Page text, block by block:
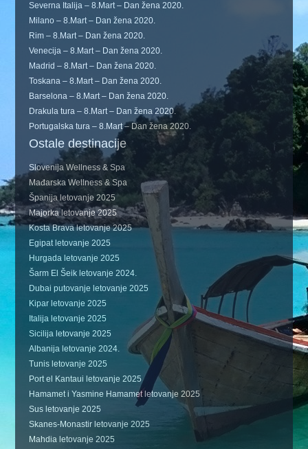
Severna Italija – 8.Mart – Dan žena 2020.
Milano – 8.Mart – Dan žena 2020.
Rim – 8.Mart – Dan žena 2020.
Venecija – 8.Mart – Dan žena 2020.
Madrid – 8.Mart – Dan žena 2020.
Toskana – 8.Mart – Dan žena 2020.
Barselona – 8.Mart – Dan žena 2020.
Drakula tura – 8.Mart – Dan žena 2020.
Portugalska tura – 8.Mart – Dan žena 2020.
Ostale destinacije
Slovenija Wellness & Spa
Mađarska Wellness & Spa
Španija letovanje 2025
Majorka letovanje 2025
Kosta Brava letovanje 2025
Egipat letovanje 2025
Hurgada letovanje 2025
Šarm El Šeik letovanje 2024.
Dubai putovanje letovanje 2025
Kipar letovanje 2025
Italija letovanje 2025
Sicilija letovanje 2025
Albanija letovanje 2024.
Tunis letovanje 2025
Port el Kantaui letovanje 2025
Hamamet i Yasmine Hamamet letovanje 2025
Sus letovanje 2025
Skanes-Monastir letovanje 2025
Mahdia letovanje 2025